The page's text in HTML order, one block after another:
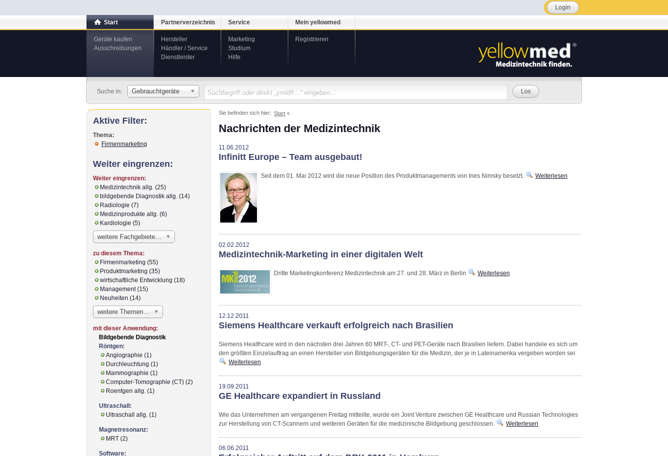
Login
Start
Geräte kaufen
Ausschreibungen
Partnerverzeichnis
Hersteller
Händler / Service
Dienstleister
Service
Marketing
Studium
Hilfe
Mein yellowmed
Registrieren
Suche in: Gebrauchtgeräte Los
Sie befinden sich hier: Start
Nachrichten der Medizintechnik
11.06.2012
Infinitt Europe – Team ausgebaut!
Seit dem 01. Mai 2012 wird die neue Position des Produktmanagements von Ines Nimsky besetzt. Weiterlesen
02.02.2012
Medizintechnik-Marketing in einer digitalen Welt
Dritte Marketingkonferenz Medizintechnik am 27. und 28. März in Berlin Weiterlesen
12.12.2011
Siemens Healthcare verkauft erfolgreich nach Brasilien
Siemens Healthcare wird in den nächsten drei Jahren 60 MRT-, CT- und PET-Geräte nach Brasilien liefern. Dabei handele es sich um
den größten Einzelauftrag an einen Hersteller von Bildgebungsgeräten für die Medizin, der je in Lateinamerika vergeben worden sei.
Weiterlesen
19.09.2011
GE Healthcare expandiert in Russland
Wie das Unternehmen am vergangenen Freitag mitteilte, wurde ein Joint Venture zwischen GE Healthcare und Russian Technologies
zur Herstellung von CT-Scannern und weiteren Geräten für die medizinische Bildgebung geschlossen.
Weiterlesen
06.06.2011
Aktive Filter:
Thema:
Firmenmarketing
Weiter eingrenzen:
Weiter eingrenzen:
Medizintechnik allg. (25)
bildgebende Diagnostik allg. (14)
Radiologie (7)
Medizinprodukte allg. (6)
Kardiologie (5)
weitere Fachgebiete…
zu diesem Thema:
Firmenmarketing (55)
Produktmarketing (35)
wirtschaftliche Entwicklung (18)
Management (15)
Neuheiten (14)
weitere Themen…
mit dieser Anwendung:
Bildgebende Diagnostik
Röntgen:
Angiographie (1)
Durchleuchtung (1)
Mammographie (1)
Computer-Tomographie (CT) (2)
Roentgen allg. (1)
Ultraschall:
Ultraschall allg. (1)
Magnetresonanz:
MRT (2)
Software: